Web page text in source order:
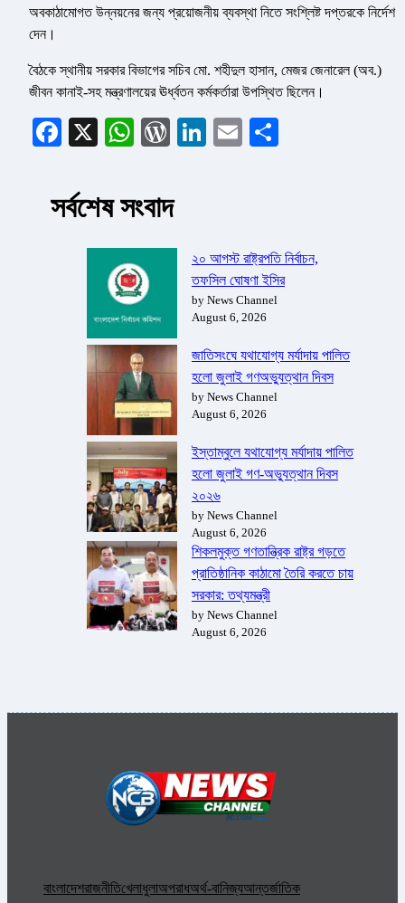
অবকাঠামোগত উন্নয়নের জন্য প্রয়োজনীয় ব্যবস্থা নিতে সংশ্লিষ্ট দপ্তরকে নির্দেশ
দেন।
বৈঠকে স্থানীয় সরকার বিভাগের সচিব মো. শহীদুল হাসান, মেজর জেনারেল (অব.)
জীবন কানাই-সহ মন্ত্রণালয়ের ঊর্ধ্বতন কর্মকর্তারা উপস্থিত ছিলেন।
Facebook
X WhatsApp
WordPress
LinkedIn
Email
সর্বশেষ সংবাদ
২০ আগস্ট রাষ্ট্রপতি নির্বাচন,
তফসিল ঘোষণা ইসির
by News Channel
August 6, 2026
জাতিসংঘে যথাযোগ্য মর্যাদায় পালিত
হলো জুলাই গণঅভ্যুত্থান দিবস
by News Channel
August 6, 2026
ইস্তাম্বুলে যথাযোগ্য মর্যাদায় পালিত
হলো জুলাই গণ-অভ্যুত্থান দিবস
২০২৬
by News Channel
August 6, 2026
শিকলমুক্ত গণতান্ত্রিক রাষ্ট্র গড়তে
প্রাতিষ্ঠানিক কাঠামো তৈরি করতে চায়
সরকার: তথ্যমন্ত্রী
by News Channel
August 6, 2026
বাংলাদেশরাজনীতিখেলাধুলাঅপরাধঅর্থ-বানিজ্যআন্তর্জাতিক